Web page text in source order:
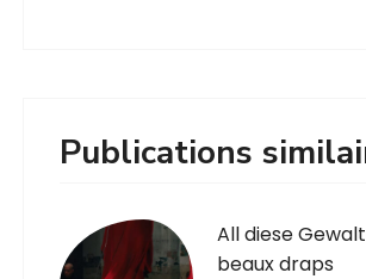
Publications
All diese
beaux draps